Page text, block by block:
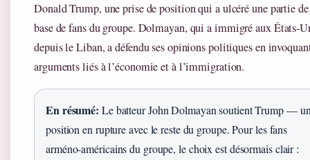
Donald Trump, une prise de position qui a ulcéré une partie
base de fans du groupe. Dolmayan, qui a immigré aux États-
depuis le Liban, a défendu ses opinions politiques en
arguments liés à l’économie et à l’immigration.
En résumé: Le batteur John Dolmayan soutient Trump —
position en rupture avec le reste du groupe. Pour les fans
arméno-américains du groupe, le choix est désormais clair :